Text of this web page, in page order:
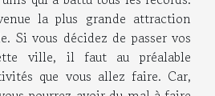
la plus grande attraction
Si vous décidez de passer vos
ville, il faut au préalable
que vous allez faire. Car,